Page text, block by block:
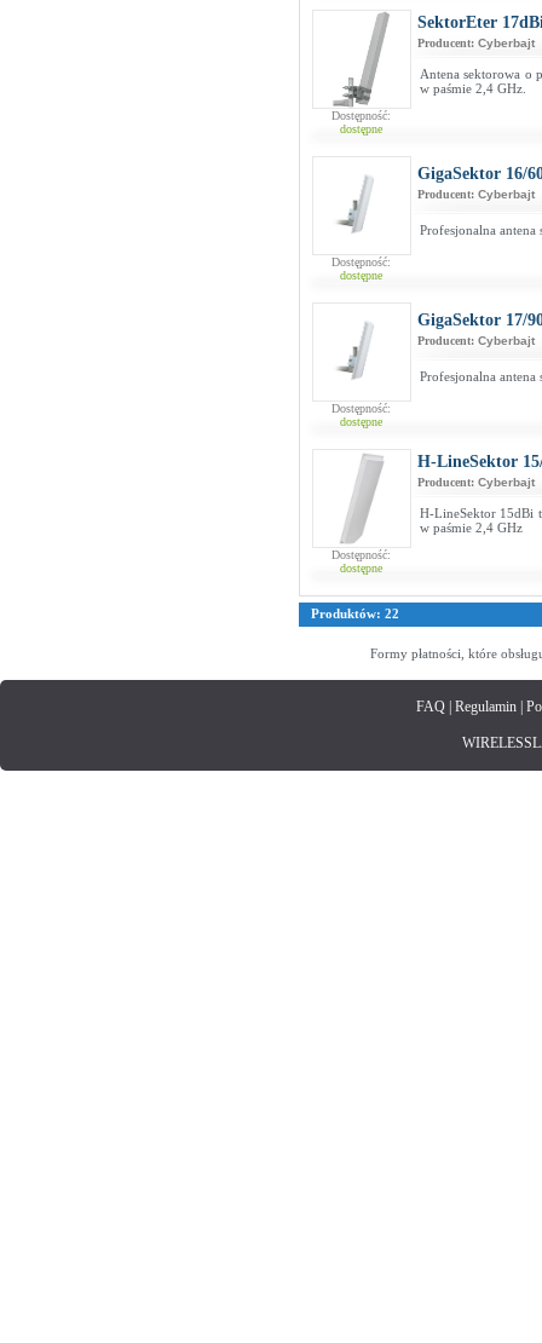
Dostępność:
dostępne
SektorEter
Producent: Cyberbajt
Antena sektorowa o
w paśmie 2,4 GHz.
Dostępność:
dostępne
GigaSektor 16/
Producent: Cyberbajt
Profesjonalna
Dostępność:
dostępne
GigaSektor 17/
Producent: Cyberbajt
Profesjonalna
Dostępność:
dostępne
H-LineSektor
Producent: Cyberbajt
H-LineSektor 15dBi
w paśmie 2,4 GHz
Produktów: 22
Formy płatności, które
FAQ| Regulamin|